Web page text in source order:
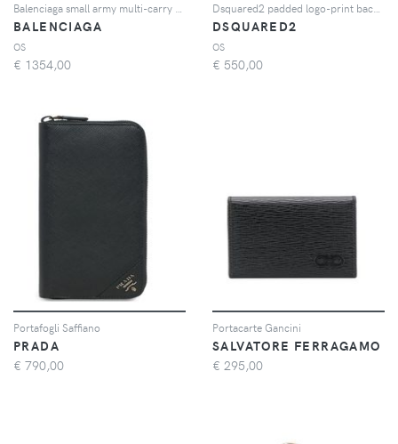
BALENCIAGA
OS
€ 1354,00
DSQUARED2
OS
€ 550,00
Portafogli Saffiano
PRADA
€ 790,00
Portacarte Gancini
SALVATORE FERRAGAMO
€ 295,00